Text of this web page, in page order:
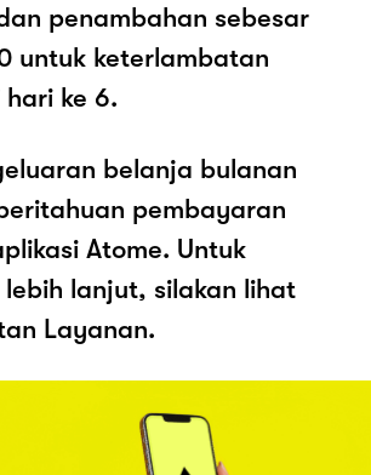
penambahan sebesar
untuk keterlambatan
ke 6.
belanja bulanan
pembayaran
Atome. Untuk
lebih lanjut, silakan lihat
Layanan.